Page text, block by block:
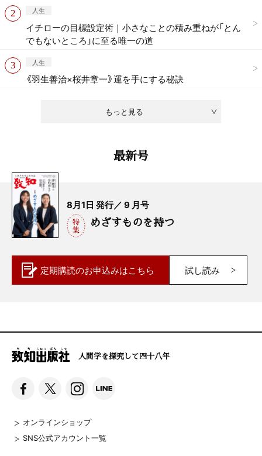
もっと見る
人生
イチローの目標設定術｜小さなことの積み重ねが「とん
でもないところ」に至る唯一の道
人生
《羽生善治×桜井章一》運を手にする秘訣
最新号
8月1日 発行／ 9 月号
めざすものを持つ
定期購読のお申込みはこちら 試し読み
人間学を探究して四十八年
オンラインショップ
SNS公式アカウント一覧